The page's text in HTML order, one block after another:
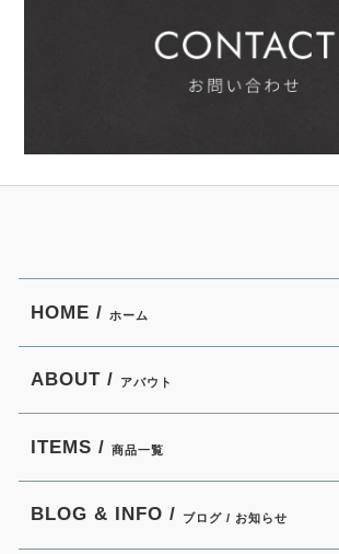
HOME / ホーム
ABOUT / アバウト
ITEMS / 商品一覧
BLOG & INFO / ブログ / お知らせ